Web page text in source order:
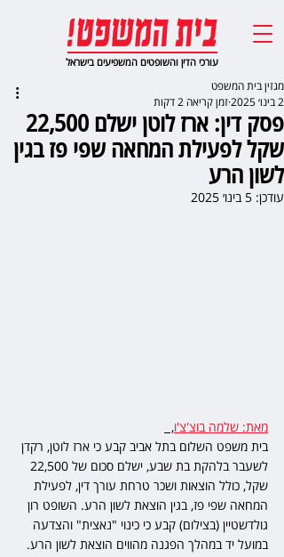
עורכי הדין והשופטים המשפיעים בישראל
פסק דין: ארז לוטן ישלם 22,500
שקל לפעילת המחאה שפי פז בגין
לשון הרע
מגזין בית המשפט
2 בינו׳ 2025
זמן קריאה 2 דקות
עודכן: 5 בינו׳ 2025
מאת: שלמה בוצ'צ'ו,
בית משפט השלום בתל אביב קבע כי ארז לוטן, רקדן
שקל, כולל הוצאות ושכר טרחת עורך דין, לפעילת
המחאה שפי פז, בגין הוצאת לשון הרע. השופט רון
גולדשטיין (בצילום) קבע כי כינוי "נאצית" והצדעה
במועל יד במהלך הפגנה מהווים הוצאת לשון הרע.